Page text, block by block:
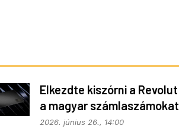
Elkezdte kiszórni a Revolut
a magyar számlaszámokat
2026. június 26., 14:00